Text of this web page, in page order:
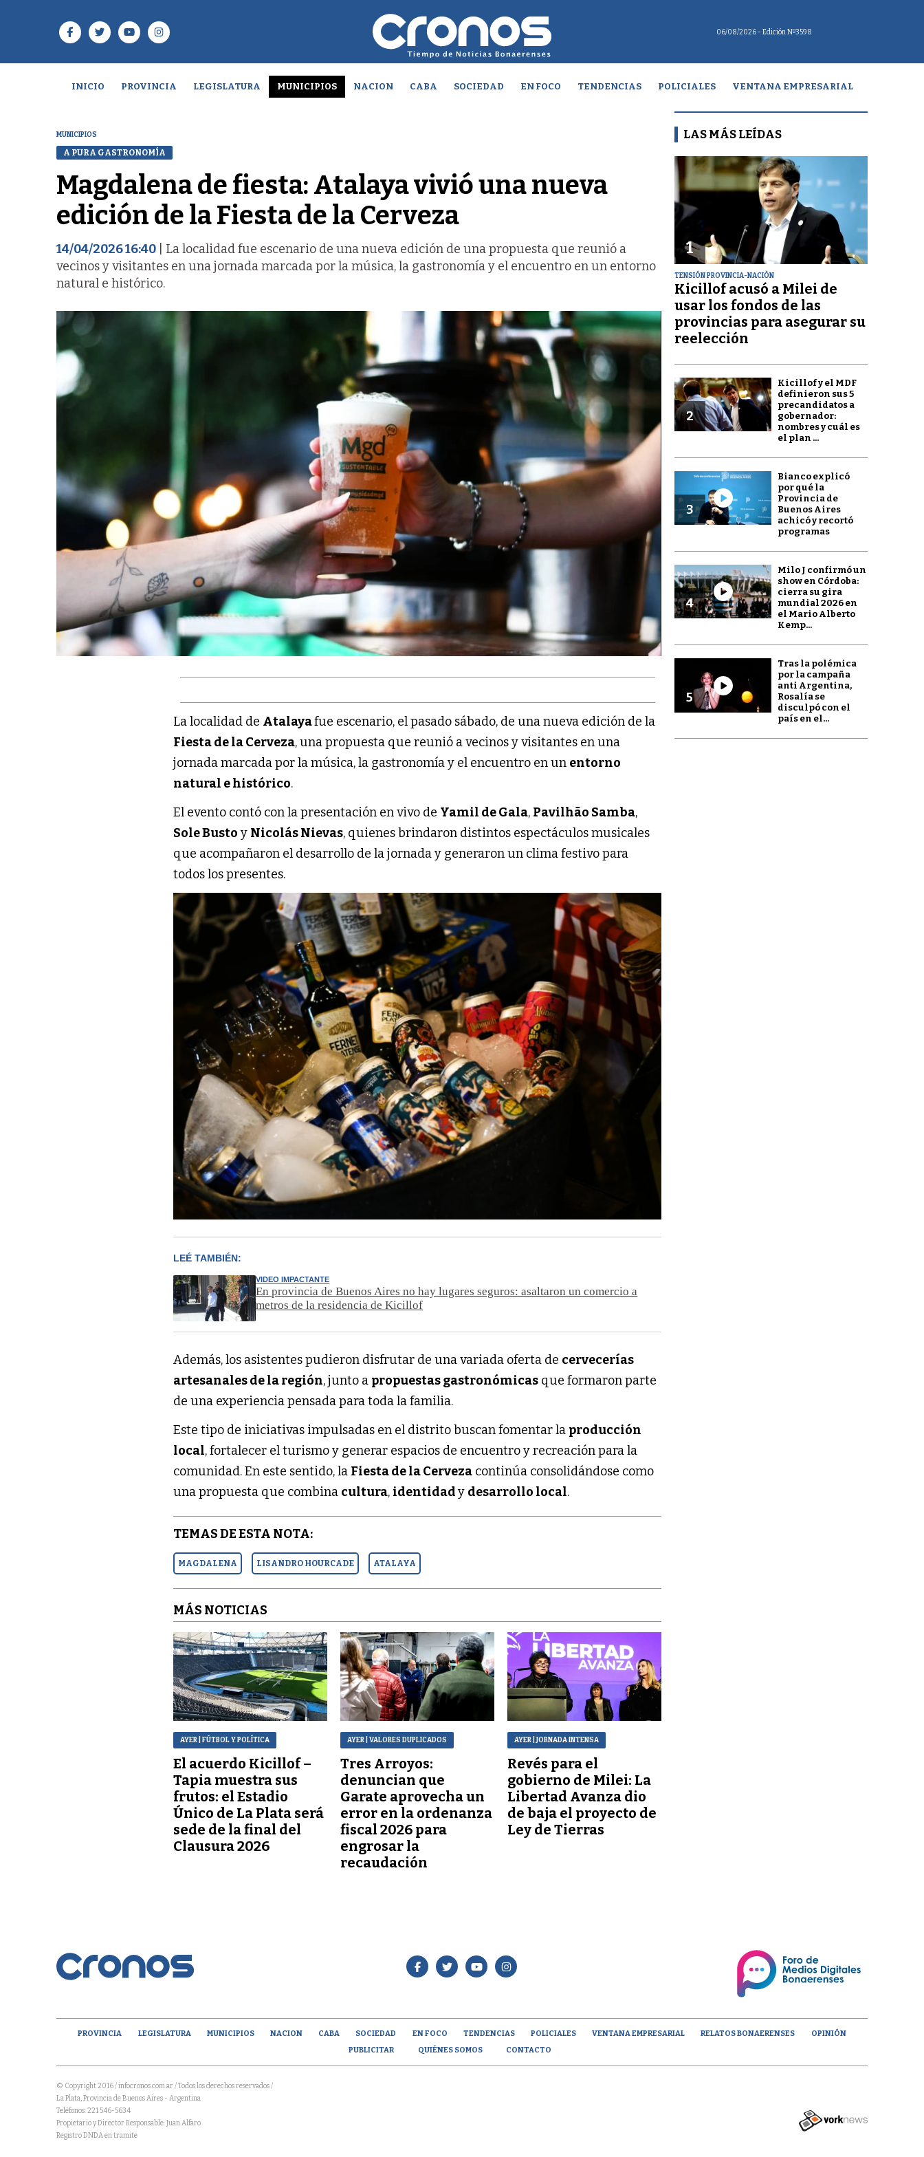
06/08/2026 - Edición Nº3598
INICIO PROVINCIA LEGISLATURA MUNICIPIOS NACION CABA SOCIEDAD EN FOCO TENDENCIAS POLICIALES VENTANA EMPRESARIAL
MUNICIPIOS
A PURA GASTRONOMÍA
Magdalena de fiesta: Atalaya vivió una nueva
edición de la Fiesta de la Cerveza
14/04/2026 16:40 | La localidad fue escenario de una nueva edición de una propuesta que reunió a
vecinos y visitantes en una jornada marcada por la música, la gastronomía y el encuentro en un entorno
natural e histórico.
La localidad de Atalayafue escenario, el pasado sábado, de una nueva edición de la
Fiesta de la Cerveza, una propuesta que reunió a vecinos y visitantes en una
jornada marcada por la música, la gastronomía y el encuentro en un entorno
natural e histórico.
El evento contó con la presentación en vivo de Yamil de Gala, Pavilhão Samba,
Sole Busto y Nicolás Nievas, quienes brindaron distintos espectáculos musicales
que acompañaron el desarrollo de la jornada y generaron un clima festivo para
todos los presentes.
LEÉ TAMBIÉN:
VIDEO IMPACTANTE
En provincia de Buenos Aires no hay lugares seguros: asaltaron un comercio a
metros de la residencia de Kicillof
Además, los asistentes pudieron disfrutar de una variada oferta de cervecerías
artesanales de la región, junto a propuestas gastronómicas que formaron parte
de una experiencia pensada para toda la familia.
Este tipo de iniciativas impulsadas en el distrito buscan fomentar la producción
local, fortalecer el turismo y generar espacios de encuentro y recreación para la
comunidad. En este sentido, la Fiesta de la Cerveza continúa consolidándose como
una propuesta que combina cultura, identidady desarrollo local.
TEMAS DE ESTA NOTA:
MAGDALENA LISANDRO HOURCADE ATALAYA
MÁS NOTICIAS
AYER | FÚTBOL Y POLÍTICA
El acuerdo Kicillof –
Tapia muestra sus
frutos: el Estadio
Único de La Plata será
sede de la final del
Clausura 2026
AYER | VALORES DUPLICADOS
Tres Arroyos:
denuncian que
Garate aprovecha un
error en la ordenanza
fiscal 2026 para
engrosar la
recaudación
AYER | JORNADA INTENSA
Revés para el
gobierno de Milei: La
Libertad Avanza dio
de baja el proyecto de
Ley de Tierras
LAS MÁS LEÍDAS
1
TENSIÓN PROVINCIA-NACIÓN
Kicillof acusó a Milei de
usar los fondos de las
provincias para asegurar su
reelección
2
Kicillof y el MDF
definieron sus 5
precandidatos a
gobernador:
nombres y cuál es
el plan ...
3
Bianco explicó
por qué la
Provincia de
Buenos Aires
achicó y recortó
programas
4
Milo J confirmó un
show en Córdoba:
cierra su gira
mundial 2026 en
el Mario Alberto
Kemp...
5
Tras la polémica
por la campaña
anti Argentina,
Rosalía se
disculpó con el
país en el...
PROVINCIA LEGISLATURA MUNICIPIOS NACION CABA SOCIEDAD EN FOCO TENDENCIAS POLICIALES VENTANA EMPRESARIAL RELATOS BONAERENSES
OPINIÓN
PUBLICITAR
QUIÉNES SOMOS CONTACTO
© Copyright 2016 / infocronos.com.ar / Todos los derechos reservados /
La Plata, Provincia de Buenos Aires - Argentina
Teléfonos: 221 546-5634
Propietario y Director Responsable: Juan Alfaro
Registro DNDA en tramite